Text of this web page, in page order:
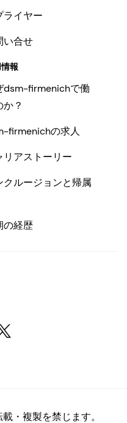
ライヤー
い合せ
報
dsm-firmenichで働
か？
firmenichの求人
リアストーリー
クルージョンと帰属
の経歴
・複製を禁じます。